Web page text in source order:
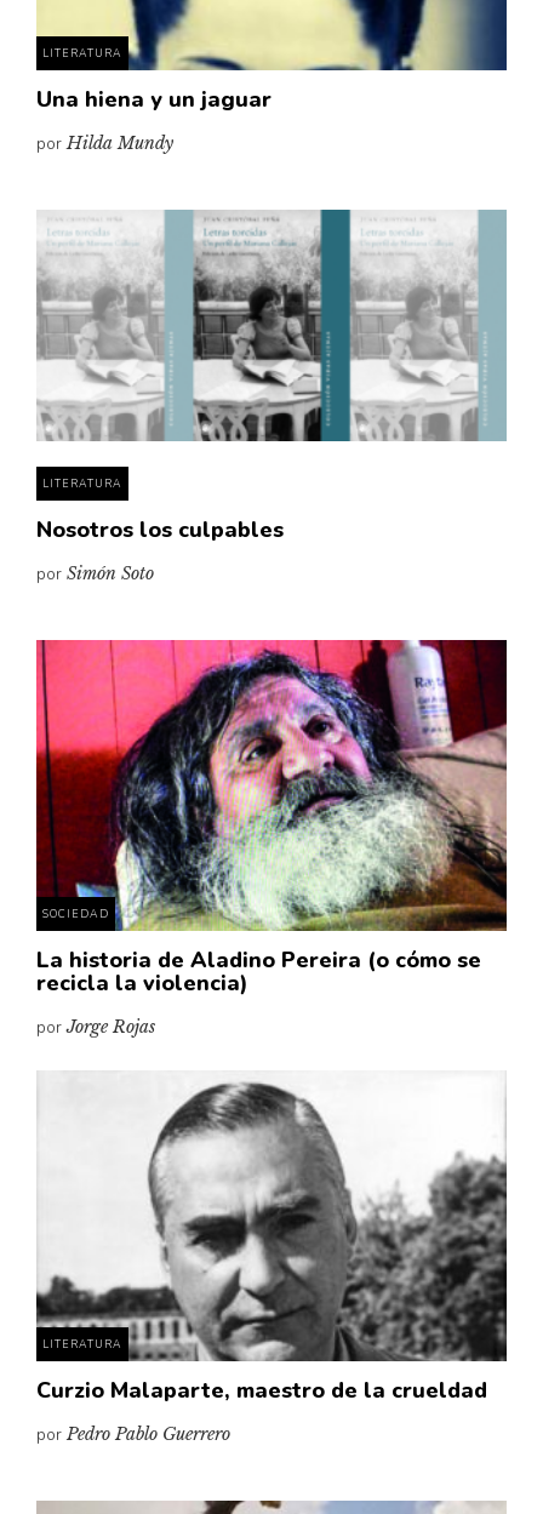
LITERATURA
Una hiena y un jaguar
porHilda Mundy
LITERATURA
Nosotros los culpables
por Simón Soto
SOCIEDAD
La historia de Aladino Pereira (o cómo se
recicla la violencia)
porJorge Rojas
LITERATURA
Curzio Malaparte, maestro de la crueldad
porPedro Pablo Guerrero